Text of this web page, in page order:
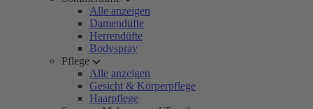
Alle anzeigen
Damendüfte
Herrendüfte
Bodyspray
Pflege
Alle anzeigen
Gesicht & Körperpflege
Haarpflege